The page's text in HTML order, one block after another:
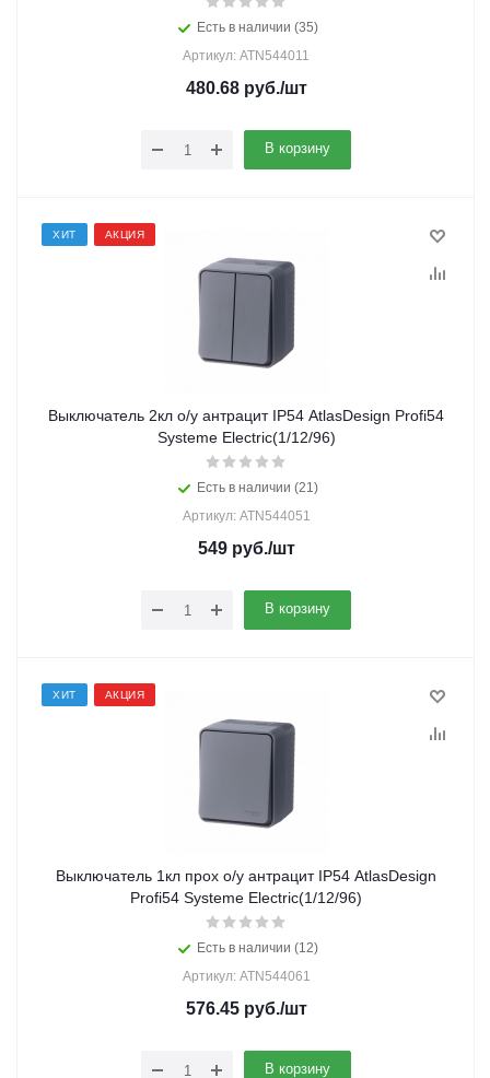
Есть в наличии (35)
Артикул: ATN544011
480.68руб./шт
В корзину
ХИТ АКЦИЯ
Выключатель 2кл о/у антрацит IP54 AtlasDesign Profi54
Systeme Electric(1/12/96)
Есть в наличии (21)
Артикул: ATN544051
549руб./шт
В корзину
ХИТ АКЦИЯ
Выключатель 1кл прох о/у антрацит IP54 AtlasDesign
Profi54 Systeme Electric(1/12/96)
Есть в наличии (12)
Артикул: ATN544061
576.45руб./шт
В корзину